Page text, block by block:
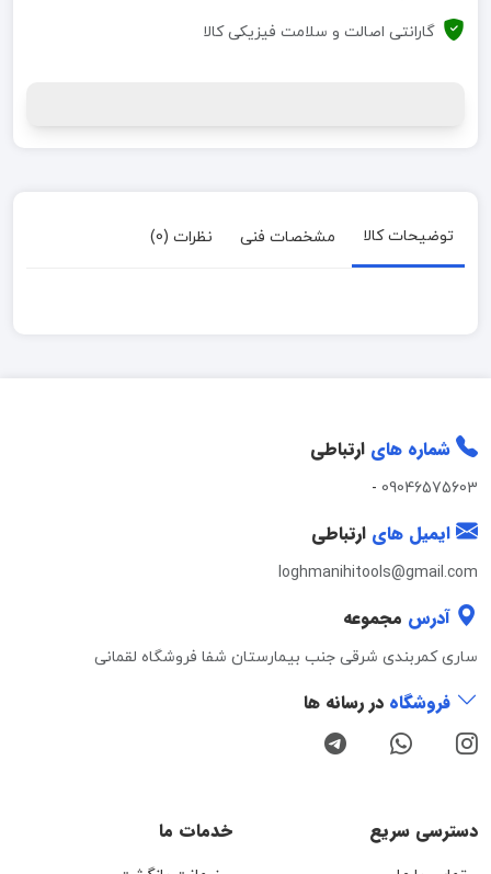
گارانتی اصالت و سلامت فیزیکی کالا
توضیحات کالا مشخصات فنی نظرات (0)
شماره های ارتباطی
09046575603
-
ایمیل های ارتباطی
loghmanihitools@gmail.com
آدرس مجموعه
ساری کمربندی شرقی جنب بیمارستان شفا فروشگاه لقمانی
فروشگاه در رسانه ها
دسترسی سریع خدمات ما